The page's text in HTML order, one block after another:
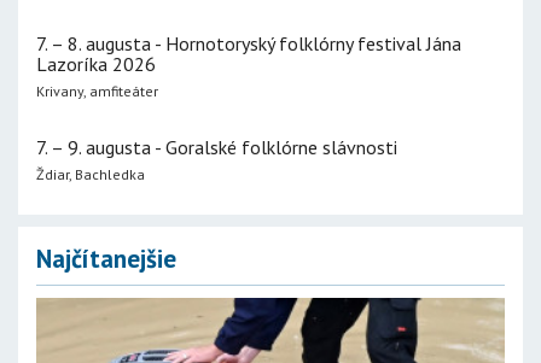
7. – 8. augusta - Hornotoryský folklórny festival Jána
Lazoríka 2026
Krivany, amfiteáter
7. – 9. augusta - Goralské folklórne slávnosti
Ždiar, Bachledka
Najčítanejšie